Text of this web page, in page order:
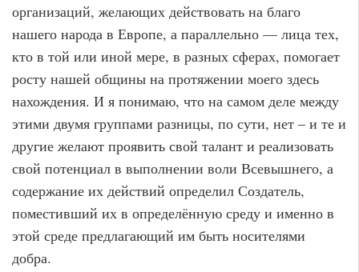
организаций, желающих действовать на благо
нашего народа в Европе, а параллельно — лица тех,
кто в той или иной мере, в разных сферах, помогает
росту нашей общины на протяжении моего здесь
нахождения. И я понимаю, что на самом деле между
этими двумя группами разницы, по сути, нет – и те и
другие желают проявить свой талант и реализовать
свой потенциал в выполнении воли Всевышнего, а
содержание их действий определил Создатель,
поместивший их в определённую среду и именно в
этой среде предлагающий им быть носителями
добра.